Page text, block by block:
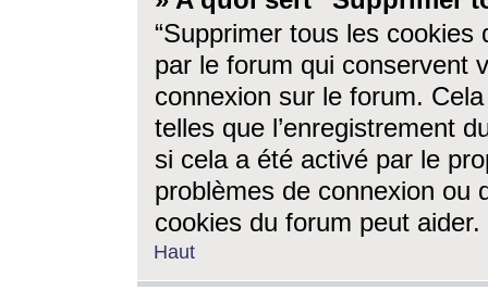
“Supprimer tous les cookies
par le forum qui conservent
connexion sur le forum.
telles que l’enregistrement
si cela a été activé par le
problèmes de connexion ou
cookies du forum peut aider.
Haut